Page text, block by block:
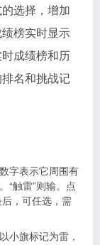
选择，增加
榜实时显示
成绩榜和历
名和挑战记
字表示它周围有
“触雷”则输。点
，可任选，需
小旗标记为雷，